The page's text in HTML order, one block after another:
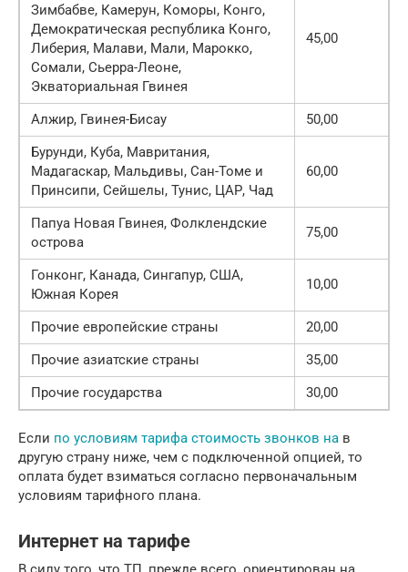
Зимбабве, Камерун, Коморы, Конго,
Демократическая республика Конго,
Либерия, Малави, Мали, Марокко,
Сомали, Сьерра-Леоне,
Экваториальная Гвинея
45,00
Алжир, Гвинея-Бисау
50,00
Бурунди, Куба, Мавритания,
Мадагаскар, Мальдивы, Сан-Томе и
Принсипи, Сейшелы, Тунис, ЦАР, Чад
60,00
Папуа Новая Гвинея, Фолклендские
острова
75,00
Гонконг, Канада, Сингапур, США,
Южная Корея
10,00
Прочие европейские страны
20,00
Прочие азиатские страны
35,00
Прочие государства
30,00
Если по условиям тарифа стоимость звонков на в
другую страну ниже, чем с подключенной опцией, то
оплата будет взиматься согласно первоначальным
условиям тарифного плана.
Интернет на тарифе